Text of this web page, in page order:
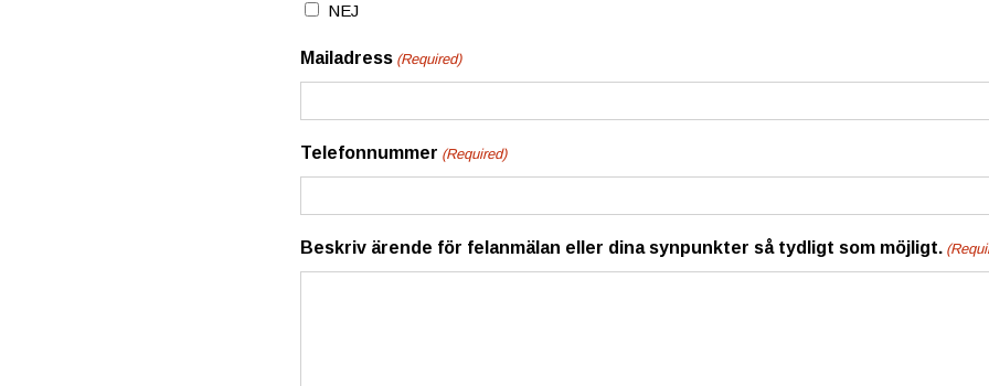
NEJ
Mailadress (Required)
Telefonnummer (Required)
Beskriv ärende för felanmälan eller dina synpunkter så tydligt som möjligt.